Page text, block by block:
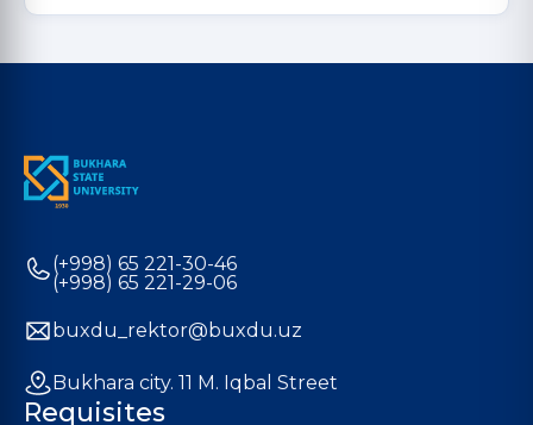
(+998) 65 221-30-46
(+998) 65 221-29-06
buxdu_rektor@buxdu.uz
Bukhara city. 11 M. Iqbal Street
Requisites